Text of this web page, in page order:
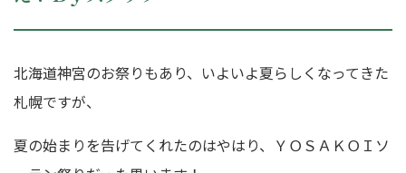
北海道神宮のお祭りもあり、いよいよ夏らしくなってきた
札幌ですが、
夏の始まりを告げてくれたのはやはり、ＹＯＳＡＫＯＩソ